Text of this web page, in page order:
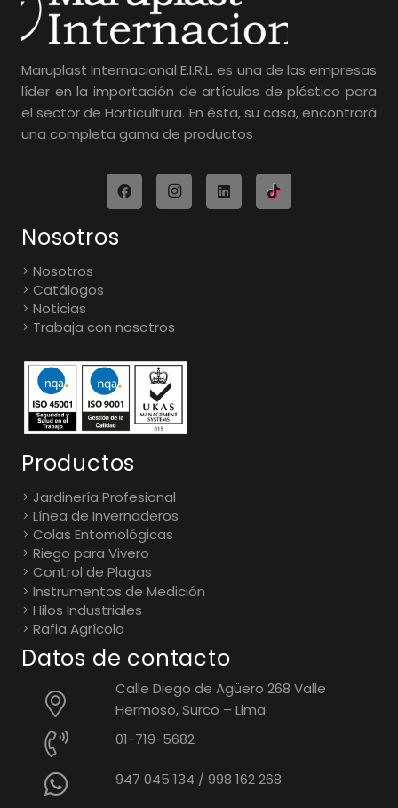
Maruplast Internacional E.I.R.L. es una de las empresas
líder en la importación de artículos de plástico para
el sector de Horticultura. En ésta, su casa, encontrará
una completa gama de productos
Nosotros
Nosotros
Catálogos
Noticias
Trabaja con nosotros
Productos
Jardinería Profesional
Línea de Invernaderos
Colas Entomológicas
Riego para Vivero
Control de Plagas
Instrumentos de Medición
Hilos Industriales
Rafia Agrícola
Datos de contacto
Calle Diego de Agüero 268 Valle
Hermoso, Surco – Lima
01-719-5682
947 045 134 / 998 162 268